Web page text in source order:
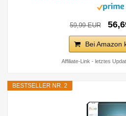
59,99 EUR
Bei Amazon
Affiliate-Link - letztes
BESTSELLER NR. 2